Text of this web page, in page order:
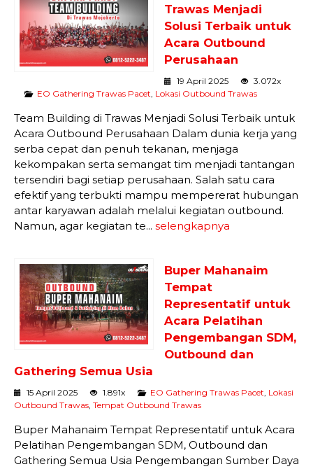
Trawas Menjadi
Solusi Terbaik untuk
Acara Outbound
Perusahaan
19 April 2025
3.072x
EO Gathering Trawas Pacet Lokasi Outbound Trawas
Team Building di Trawas Menjadi Solusi Terbaik untuk
Acara Outbound Perusahaan Dalam dunia kerja yang
serba cepat dan penuh tekanan, menjaga
kekompakan serta semangat tim menjadi tantangan
tersendiri bagi setiap perusahaan. Salah satu cara
efektif yang terbukti mampu mempererat hubungan
antar karyawan adalah melalui kegiatan outbound.
Namun, agar kegiatan te... selengkapnya
Buper Mahanaim
Tempat
Representatif untuk
Acara Pelatihan
Pengembangan SDM,
Outbound dan
Gathering Semua Usia
15 April 2025 1.891x EO Gathering Trawas Pacet Lokasi
Outbound Trawas Tempat Outbound Trawas
Buper Mahanaim Tempat Representatif untuk Acara
Pelatihan Pengembangan SDM, Outbound dan
Gathering Semua Usia Pengembangan Sumber Daya